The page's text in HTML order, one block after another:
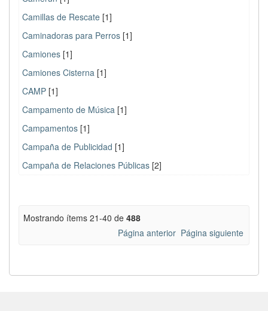
Camillas de Rescate [1]
Caminadoras para Perros [1]
Camiones [1]
Camiones Cisterna [1]
CAMP [1]
Campamento de Música [1]
Campamentos [1]
Campaña de Publicidad [1]
Campaña de Relaciones Públicas [2]
Mostrando ítems 21-40 de 488
Página anterior Página siguiente